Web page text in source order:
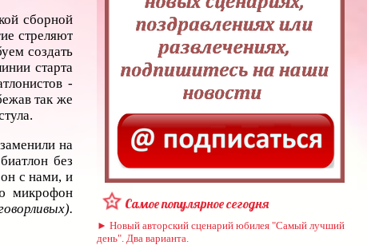
Самое популярное сегодня
► Новый авторский сценарий юбилея "Самый лучший
день". Два варианта.
сборной
стреляют
создать
старта
-
так же
на
без
с нами, и
микрофон